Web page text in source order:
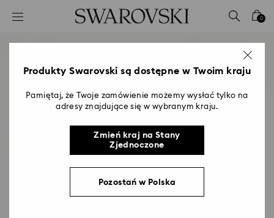
Lista kluczy dostępu
2 - Stopka
0
Produkty Swarovski są dostępne w Twoim kraju
Pamiętaj, że Twoje zamówienie możemy wysłać tylko na
adresy znajdujące się w wybranym kraju.
Zmień kraj na Stany
Zjednoczone
Pozostań w Polska